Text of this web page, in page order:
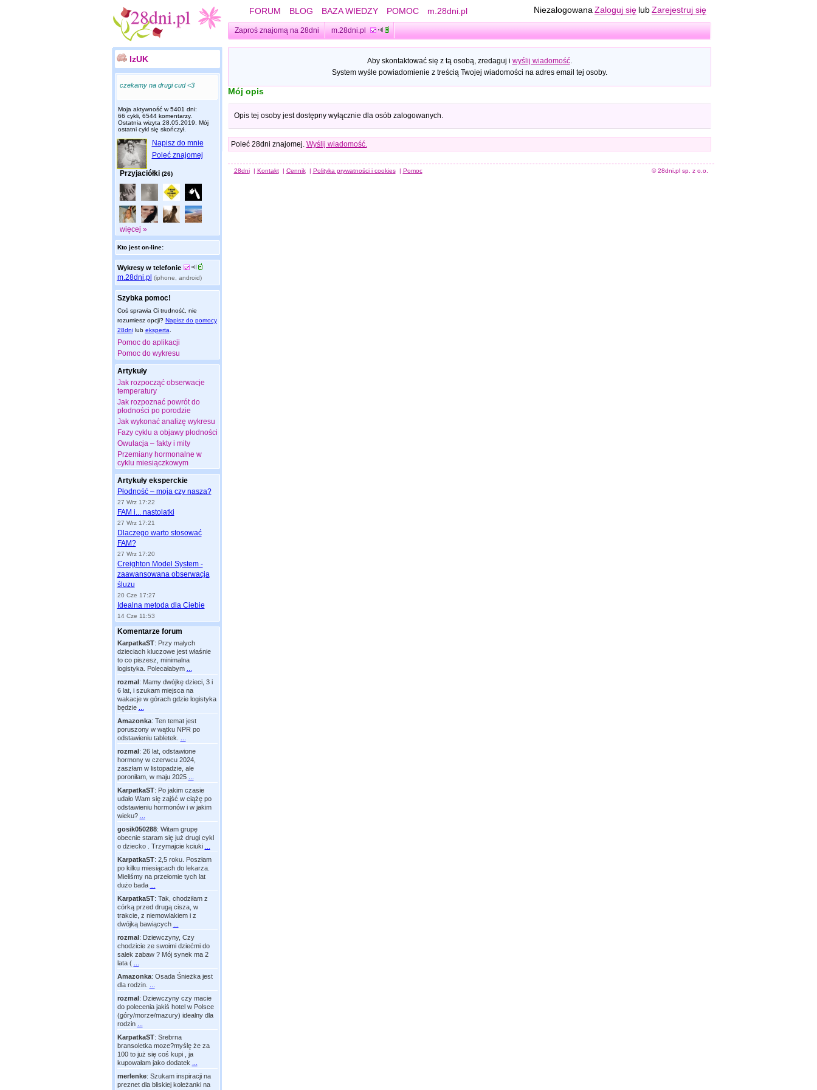
FORUM BLOG BAZA WIEDZY POMOC m.28dni.pl Niezalogowana Zaloguj się lub Zarejestruj się
Zaproś znajomą na 28dni m.28dni.pl
IzUK
czekamy na drugi cud <3
Moja aktywność w 5401 dni:
66 cykli, 6544 komentarzy.
Ostatnia wizyta 28.05.2019 . Mój
ostatni cykl się skończył.
Napisz do mnie
Poleć znajomej
Przyjaciółki (26)
więcej »
Kto jest on-line:
Wykresy w telefonie
m.28dni.pl (iphone, android)
Szybka pomoc!
Coś sprawia Ci trudność, nie
rozumiesz opcji? Napisz do pomocy
28dnilub eksperta
Pomoc do aplikacji
Pomoc do wykresu
Artykuły
Jak rozpocząć obserwacje
temperatury
Jak rozpoznać powrót do
płodności po porodzie
Jak wykonać analizę wykresu
Fazy cyklu a objawy płodności
Owulacja – fakty i mity
Przemiany hormonalne w
cyklu miesiączkowym
Artykuły eksperckie
Płodność – moja czy nasza?
27 Wrz 17:22
FAM i... nastolatki
27 Wrz 17:21
Dlaczego warto stosować
FAM?
27 Wrz 17:20
Creighton Model System -
zaawansowana obserwacja
śluzu
20 Cze 17:27
Idealna metoda dla Ciebie
14 Cze 11:53
Komentarze forum
KarpatkaST: Przy małych
dzieciach kluczowe jest właśnie
to co piszesz, minimalna
logistyka. Polecałabym
rozmal: Mamy dwójkę dzieci, 3 i
6 lat, i szukam miejsca na
wakacje w górach gdzie logistyka
będzie
Amazonka: Ten temat jest
poruszony w wątku NPR po
odstawieniu tabletek.
rozmal: 26 lat, odstawione
hormony w czerwcu 2024,
zaszłam w listopadzie, ale
poroniłam, w maju 2025
KarpatkaST: Po jakim czasie
udało Wam się zajść w ciążę po
odstawieniu hormonów i w jakim
wieku?
gosik050288: Witam grupę
obecnie staram się już drugi cykl
o dziecko . Trzymajcie kciuki
KarpatkaST: 2,5 roku. Poszłam
po kilku miesiącach do lekarza.
Mieliśmy na przełomie tych lat
dużo bada
KarpatkaST: Tak, chodziłam z
córką przed drugą cisza, w
trakcie, z niemowlakiem i z
dwójką bawiących
rozmal: Dziewczyny, Czy
chodzicie ze swoimi dziećmi do
salek zabaw ? Mój synek ma 2
lata (
Amazonka: Osada Śnieżka jest
dla rodzin.
rozmal: Dziewczyny czy macie
do polecenia jakiś hotel w Polsce
(góry/morze/mazury) idealny dla
rodzin
KarpatkaST: Srebrna
bransoletka moze?myślę że za
100 to już się coś kupi , ja
kupowałam jako dodatek
merlenke: Szukam inspiracji na
preznet dla bliskiej koleżanki na
Aby skontaktować się z tą osobą, zredaguj i wyślij wiadomość.
System wyśle powiadomienie z treścią Twojej wiadomości na adres email tej osoby.
Mój opis
Opis tej osoby jest dostępny wyłącznie dla osób zalogowanych.
Poleć 28dni znajomej. Wyślij wiadomość.
28dni | Kontakt | Cennik | Polityka prywatności i cookies | Pomoc © 28dni.pl sp. z o.o.